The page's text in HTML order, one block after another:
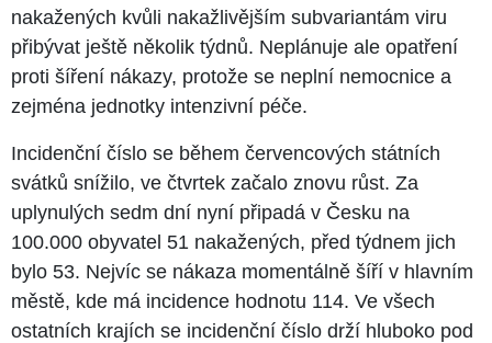
nakažených kvůli nakažlivějším subvariantám viru
přibývat ještě několik týdnů. Neplánuje ale opatření
proti šíření nákazy, protože se neplní nemocnice a
zejména jednotky intenzivní péče.
Incidenční číslo se během červencových státních
svátků snížilo, ve čtvrtek začalo znovu růst. Za
uplynulých sedm dní nyní připadá v Česku na
100.000 obyvatel 51 nakažených, před týdnem jich
bylo 53. Nejvíc se nákaza momentálně šíří v hlavním
městě, kde má incidence hodnotu 114. Ve všech
ostatních krajích se incidenční číslo drží hluboko pod